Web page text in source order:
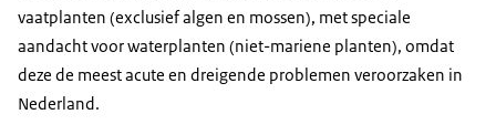
vaatplanten (exclusief algen en mossen), met speciale
aandacht voor waterplanten (niet-mariene planten), omdat
deze de meest acute en dreigende problemen veroorzaken in
Nederland.